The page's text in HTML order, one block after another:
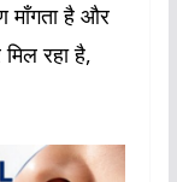
माँगता है और
रहा है,